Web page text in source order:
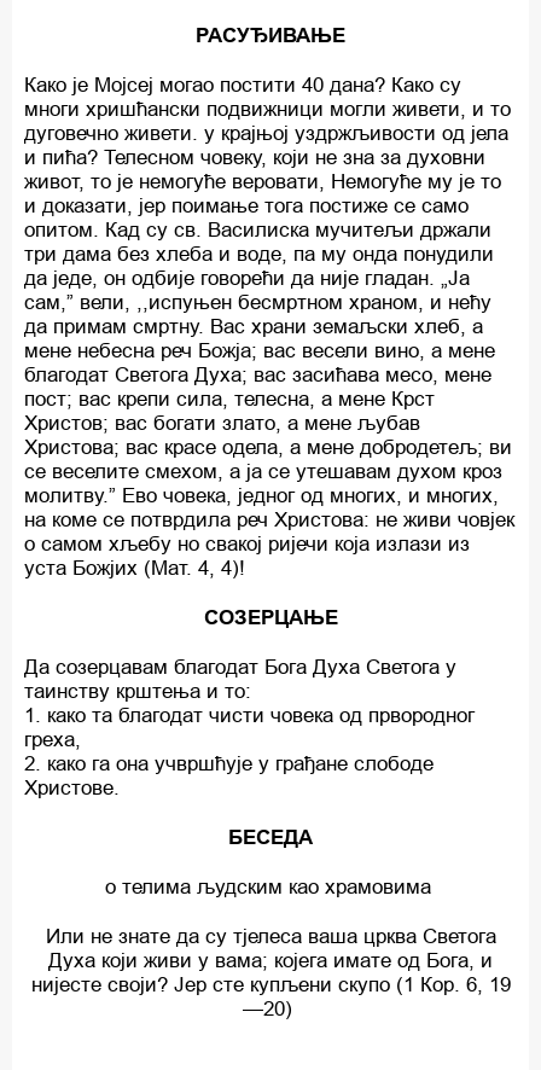
РАСУЂИВАЊЕ
Како је Мојсеј могао постити 40 дана? Како су
многи хришћански подвижници могли живети, и то
дуговечно живети. у крајњој уздржљивости од јела
и пића? Телесном човеку, који не зна за духовни
живот, то je немогуће веровати, Немогуће му је то
и доказати, јер поимање тога постиже се само
опитом. Кад су св. Василиска мучитељи држали
три дама без хлеба и воде, па му онда понудили
да једе, он одбије говорећи да није гладан. „Ја
сам,” вели, ,,испуњен бесмртном храном, и нећу
да примам смртну. Вас храни земаљски хлеб, a
мене небесна реч Божја; вас весели вино, a мене
благодат Светога Духа; вас засићава месо, мене
пост; вас крепи сила, телесна, a мене Крст
Христов; вас богати злато, a мене љубав
Христова; вас красе одела, a мене добродетељ; ви
се веселите смехом, a ja сe утешавам духом кроз
молитву.” Ево човека, једног од многих, и многих,
на коме се потврдила реч Христова: не живи човјек
o самом хљебу но свакој ријечи која излази из
уста Божјих (Мат. 4, 4)!
СОЗЕРЦАЊЕ
Да созерцавам благодат Бога Духа Светога у
таинству крштења и то:
1. како та благодат чисти човека од првородног
греха,
2. како га она учвршћује у грађане слободе
Христове.
БЕСЕДА
о телима људским као храмовима
Или не знате да су тјелеса ваша црква Светога
Духа који живи у вама; којега имате од Бога, и
нијесте своји? Јер сте купљени скупо (1 Кор. 6, 19
—20)